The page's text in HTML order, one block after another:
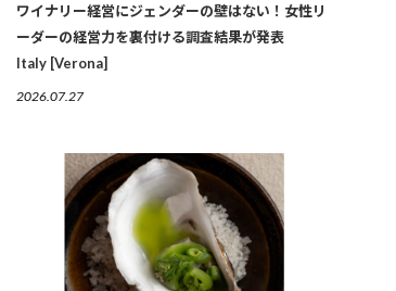
ワイナリー経営にジェンダーの壁はない！女性リ
ーダーの経営力を裏付ける調査結果が発表
Italy [Verona]
2026.07.27